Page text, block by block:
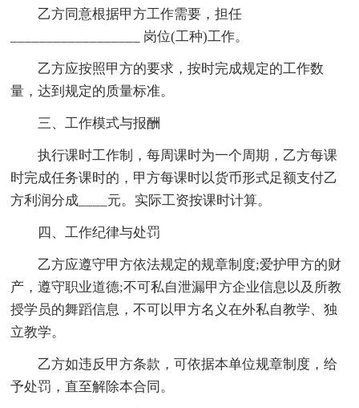
乙方同意根据甲方工作需要，担任
__________________ 岗位(工种)工作。
乙方应按照甲方的要求，按时完成规定的工作数
量，达到规定的质量标准。
三、工作模式与报酬
执行课时工作制，每周课时为一个周期，乙方每课
时完成任务课时的，甲方每课时以货币形式足额支付乙
方利润分成____元。实际工资按课时计算。
四、工作纪律与处罚
乙方应遵守甲方依法规定的规章制度;爱护甲方的财
产，遵守职业道德;不可私自泄漏甲方企业信息以及所教
授学员的舞蹈信息，不可以甲方名义在外私自教学、独
立教学。
乙方如违反甲方条款，可依据本单位规章制度，给
予处罚，直至解除本合同。